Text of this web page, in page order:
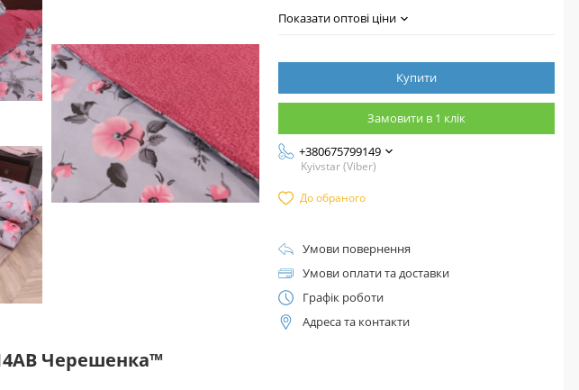
Черешенка™
Показати оптові ціни
Купити
Замовити в 1 клік
+380675799149
Kyivstar (Viber)
До обраного
Умови повернення
Умови оплати та доставки
Графік роботи
Адреса та контакти